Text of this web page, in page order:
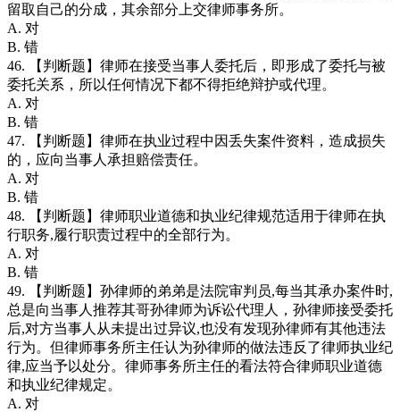
留取自己的分成，其余部分上交律师事务所。
A. 对
B. 错
46. 【判断题】律师在接受当事人委托后，即形成了委托与被
委托关系，所以任何情况下都不得拒绝辩护或代理。
A. 对
B. 错
47. 【判断题】律师在执业过程中因丢失案件资料，造成损失
的，应向当事人承担赔偿责任。
A. 对
B. 错
48. 【判断题】律师职业道德和执业纪律规范适用于律师在执
行职务,履行职责过程中的全部行为。
A. 对
B. 错
49. 【判断题】孙律师的弟弟是法院审判员,每当其承办案件时,
总是向当事人推荐其哥孙律师为诉讼代理人，孙律师接受委托
后,对方当事人从未提出过异议,也没有发现孙律师有其他违法
行为。但律师事务所主任认为孙律师的做法违反了律师执业纪
律,应当予以处分。律师事务所主任的看法符合律师职业道德
和执业纪律规定。
A. 对